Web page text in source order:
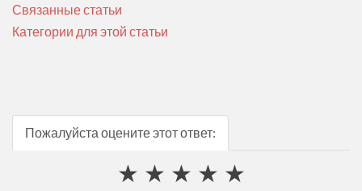
Связанные статьи
Категории для этой статьи
Пожалуйста оцените этот ответ:
★
★
★
★
★